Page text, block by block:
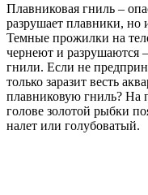
Плавниковая гниль –
разрушает плавники, но
Темные прожилки на
чернеют и разрушаются
гнили. Если не
только заразит весть
плавниковую гниль? На
голове золотой рыбки
налет или голубоватый.